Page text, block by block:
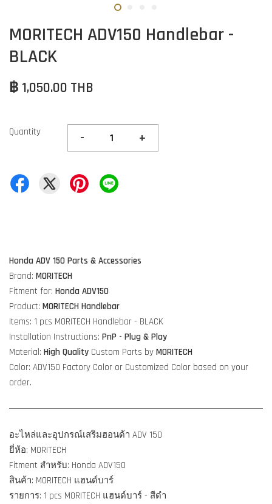
MORITECH ADV150 Handlebar -
BLACK
฿ 1,050.00 THB
Quantity - +
Honda ADV 150 Parts & Accessories
Brand: MORITECH
Fitment for: Honda ADV150
Product: MORITECH Handlebar
Items: 1 pcs MORITECH Handlebar - BLACK
Installation Instructions: PnP - Plug & Play
Material: High Quality Custom Parts by MORITECH
Color: ADV150 Factory Color or Customized Color based on your
order.
อะไหล่และอุปกรณ์เสริมฮอนด้า ADV 150
ยี่ห้อ: MORITECH
Fitment สำหรับ: Honda ADV150
สินค้า: MORITECH แฮนด์บาร์
รายการ: 1 pcs MORITECH แฮนด์บาร์ - สีดำ